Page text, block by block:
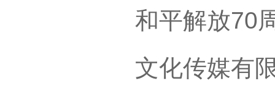
和平解放70
文化传媒有